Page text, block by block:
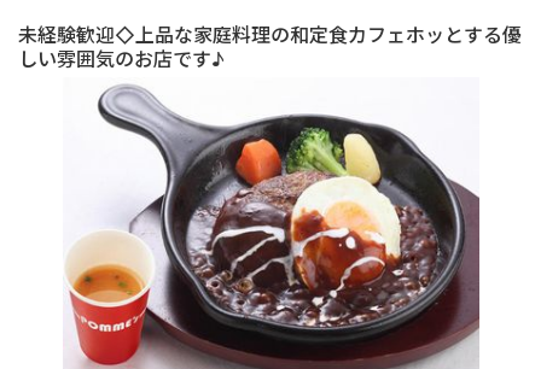
未経験歓迎◇上品な家庭料理の和定食カフェホッとする優
しい雰囲気のお店です♪